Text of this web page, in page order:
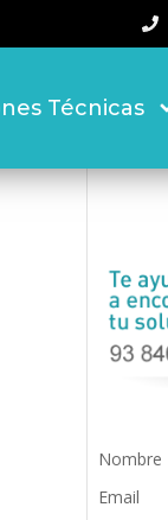
Técnicas
Nombre
Email